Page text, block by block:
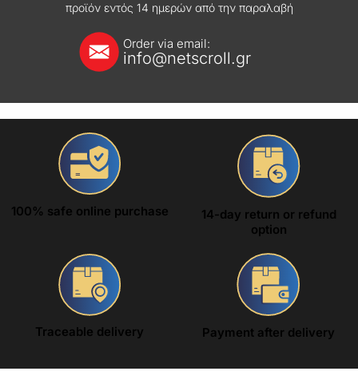
προϊόν εντός 14 ημερών από την παραλαβή
Order via email:
info@netscroll.gr
100% safe online purchase
14-day return or refund
option
Traceable delivery Payment after delivery